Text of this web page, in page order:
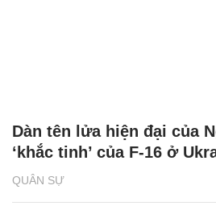
QUÂN SỰ
Dàn tên lửa hiện đại của
‘khắc tinh’ của F-16 ở